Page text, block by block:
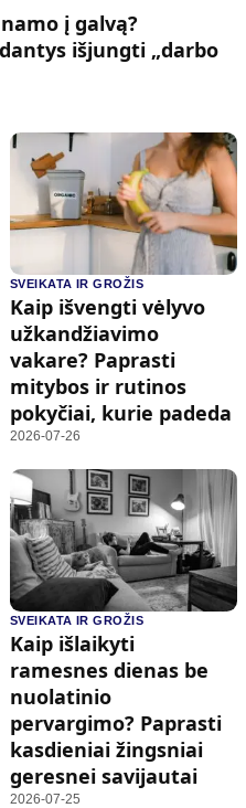
Klaidų taisymo politika
Reklamos politika
Slapukų politika
į galvą?
išjungti „darbo
SVEIKATA IR GROŽIS
Kaip išvengti vėlyvo
užkandžiavimo
vakare? Paprasti
mitybos ir rutinos
pokyčiai, kurie padeda
2026-07-26
SVEIKATA IR GROŽIS
Kaip išlaikyti
ramesnes dienas be
nuolatinio
pervargimo? Paprasti
kasdieniai žingsniai
geresnei savijautai
2026-07-25